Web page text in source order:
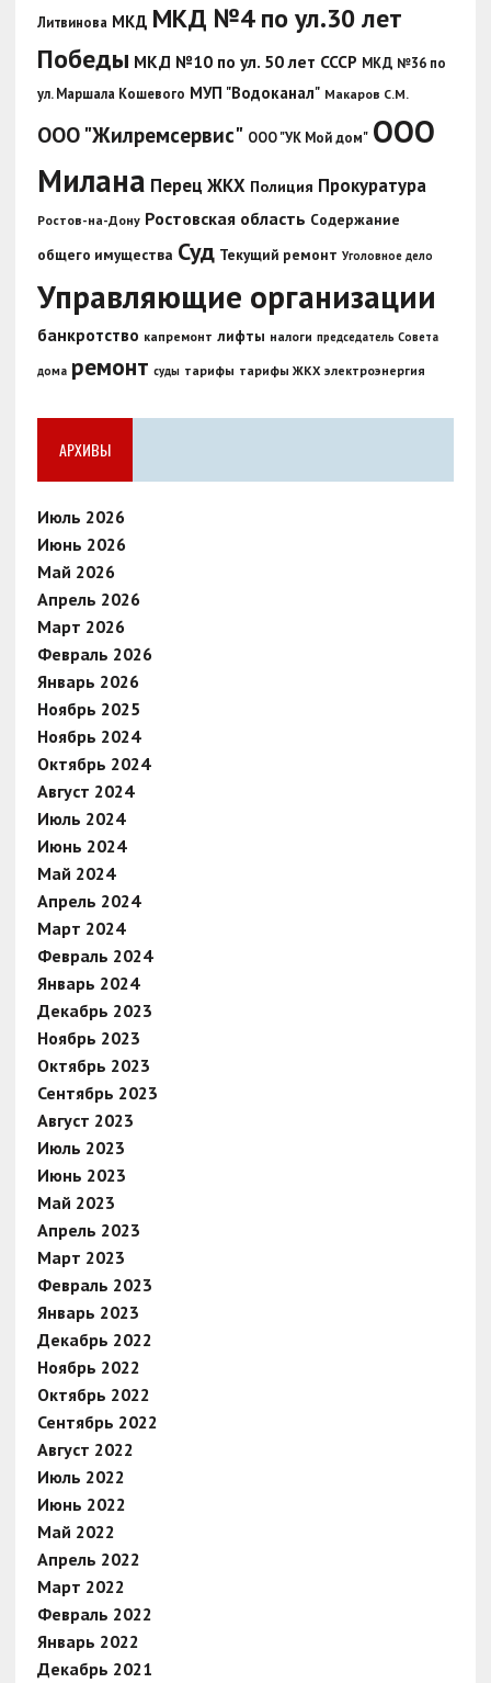
Литвинова МКД МКД №4 по ул.30 лет
Победы МКД №10 по ул. 50 лет СССР МКД №36 по
ул. Маршала Кошевого МУП "Водоканал" Макаров С.М.
ООО "Жилремсервис" ООО "УК Мой дом" ООО
Милана Перец ЖКХ Полиция Прокуратура
Ростов-на-Дону Ростовская область Содержание
общего имущества Суд Текущий ремонт Уголовное дело
Управляющие организации
банкротство капремонт лифты налоги председатель Совета
дома ремонт суды тарифы тарифы ЖКХ электроэнергия
АРХИВЫ
Июль 2026
Июнь 2026
Май 2026
Апрель 2026
Март 2026
Февраль 2026
Январь 2026
Ноябрь 2025
Ноябрь 2024
Октябрь 2024
Август 2024
Июль 2024
Июнь 2024
Май 2024
Апрель 2024
Март 2024
Февраль 2024
Январь 2024
Декабрь 2023
Ноябрь 2023
Октябрь 2023
Сентябрь 2023
Август 2023
Июль 2023
Июнь 2023
Май 2023
Апрель 2023
Март 2023
Февраль 2023
Январь 2023
Декабрь 2022
Ноябрь 2022
Октябрь 2022
Сентябрь 2022
Август 2022
Июль 2022
Июнь 2022
Май 2022
Апрель 2022
Март 2022
Февраль 2022
Январь 2022
Декабрь 2021